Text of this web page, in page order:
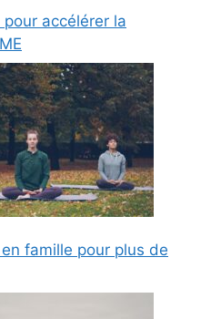
accélérer la
famille pour plus de